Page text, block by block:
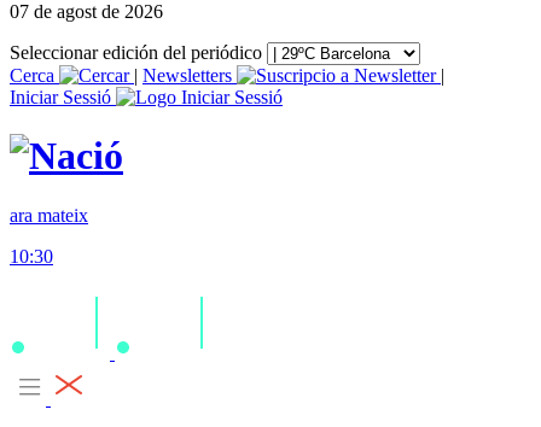
07 de agost de 2026
Seleccionar edición del periódico
Cerca
| Newsletters
|
Iniciar Sessió
ara mateix
10:30